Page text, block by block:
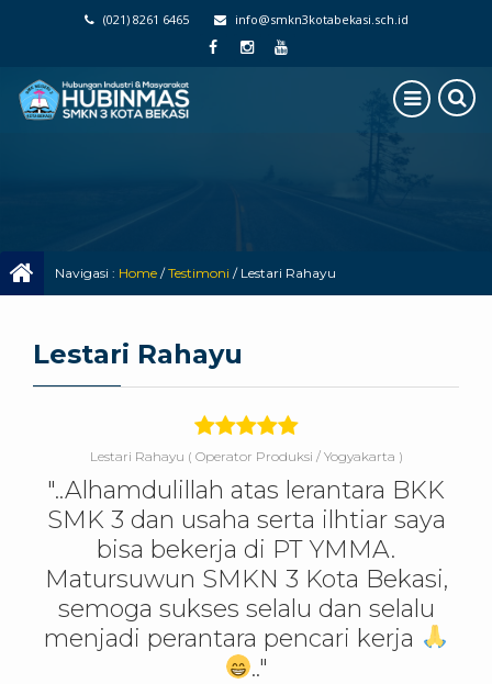
(021) 8261 6465 info@smkn3kotabekasi.sch.id
Navigasi : Home /Testimoni / Lestari Rahayu
Lestari Rahayu
Lestari Rahayu ( Operator Produksi / Yogyakarta )
"..Alhamdulillah atas lerantara BKK
SMK 3 dan usaha serta ilhtiar saya
bisa bekerja di PT YMMA.
Matursuwun SMKN 3 Kota Bekasi,
semoga sukses selalu dan selalu
menjadi perantara pencari kerja
.."